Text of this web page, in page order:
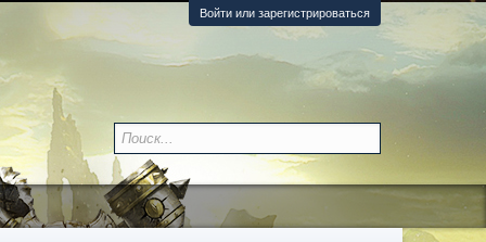
Войти или зарегистрироваться